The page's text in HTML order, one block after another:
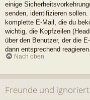
einige
senden, identifizieren
komplette E-Mail, die du
wichtig, die Kopfzeilen
über den Benutzer, der die
dann entsprechend reagieren.
Nach oben
Freunde und